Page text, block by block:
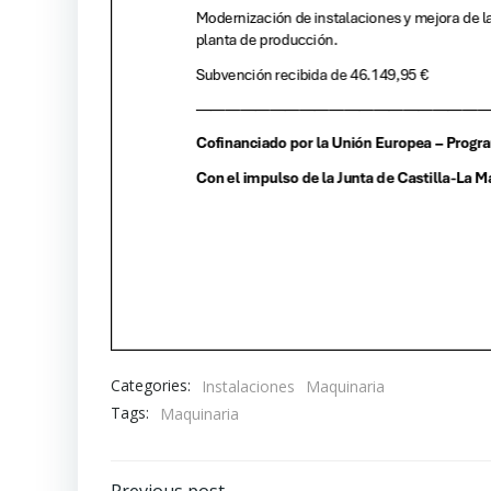
Categories: Instalaciones
Maquinaria
Tags:
Maquinaria